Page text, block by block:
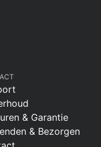
& Garantie
& Bezorgen